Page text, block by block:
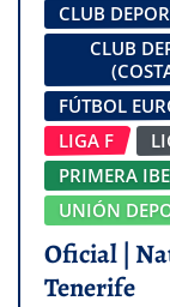
CLUB
CLUB
FÚTBOL
LIGA F
PRIMERA
UNIÓN
Oficial |
Tenerife